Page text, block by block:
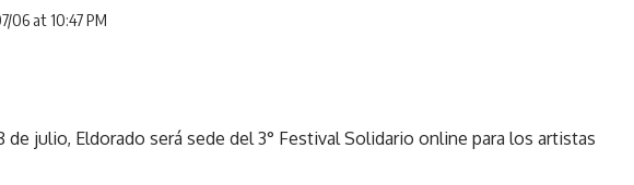
06 at 10:47 PM
de julio, Eldorado será sede del 3° Festival Solidario online para los artistas